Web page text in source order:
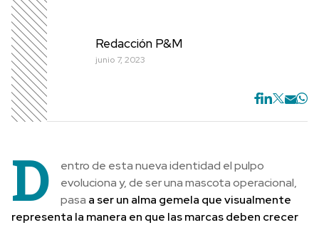
Redacción P&M
junio 7, 2023
D
entro de esta nueva identidad el pulpo
evoluciona y, de ser una mascota operacional,
pasa a ser un alma gemela que visualmente
representa la manera en que las marcas deben crecer